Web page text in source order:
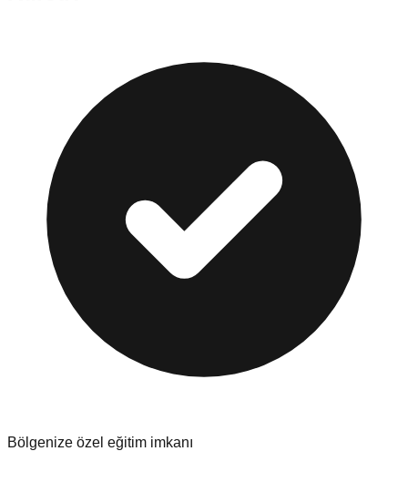
Bölgenize özel eğitim imkanı